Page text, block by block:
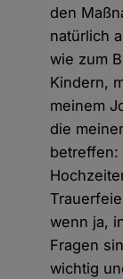
den
natürlich
wie zum
Kindern,
meinem
die
betreffen:
wenn ja,
Fragen
wichtig